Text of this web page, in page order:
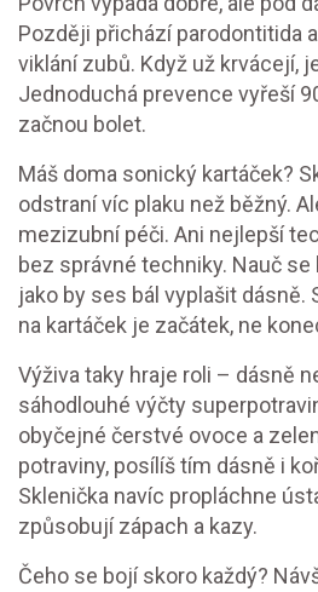
Později přichází parodontitida
viklání zubů. Když už krvácejí,
Jednoduchá prevence vyřeší
začnou bolet.
Máš doma sonický kartáček?
odstraní víc plaku než běžný.
mezizubní péči. Ani nejlepší
bez správné techniky. Nauč
jako by ses bál vyplašit
na kartáček je začátek, ne
Výživa taky hraje roli – dásně
sáhodlouhé výčty
obyčejné čerstvé ovoce a
potraviny, posílíš tím dásně i
Sklenička navíc propláchne
způsobují zápach a kazy.
Čeho se bojí skoro každý?